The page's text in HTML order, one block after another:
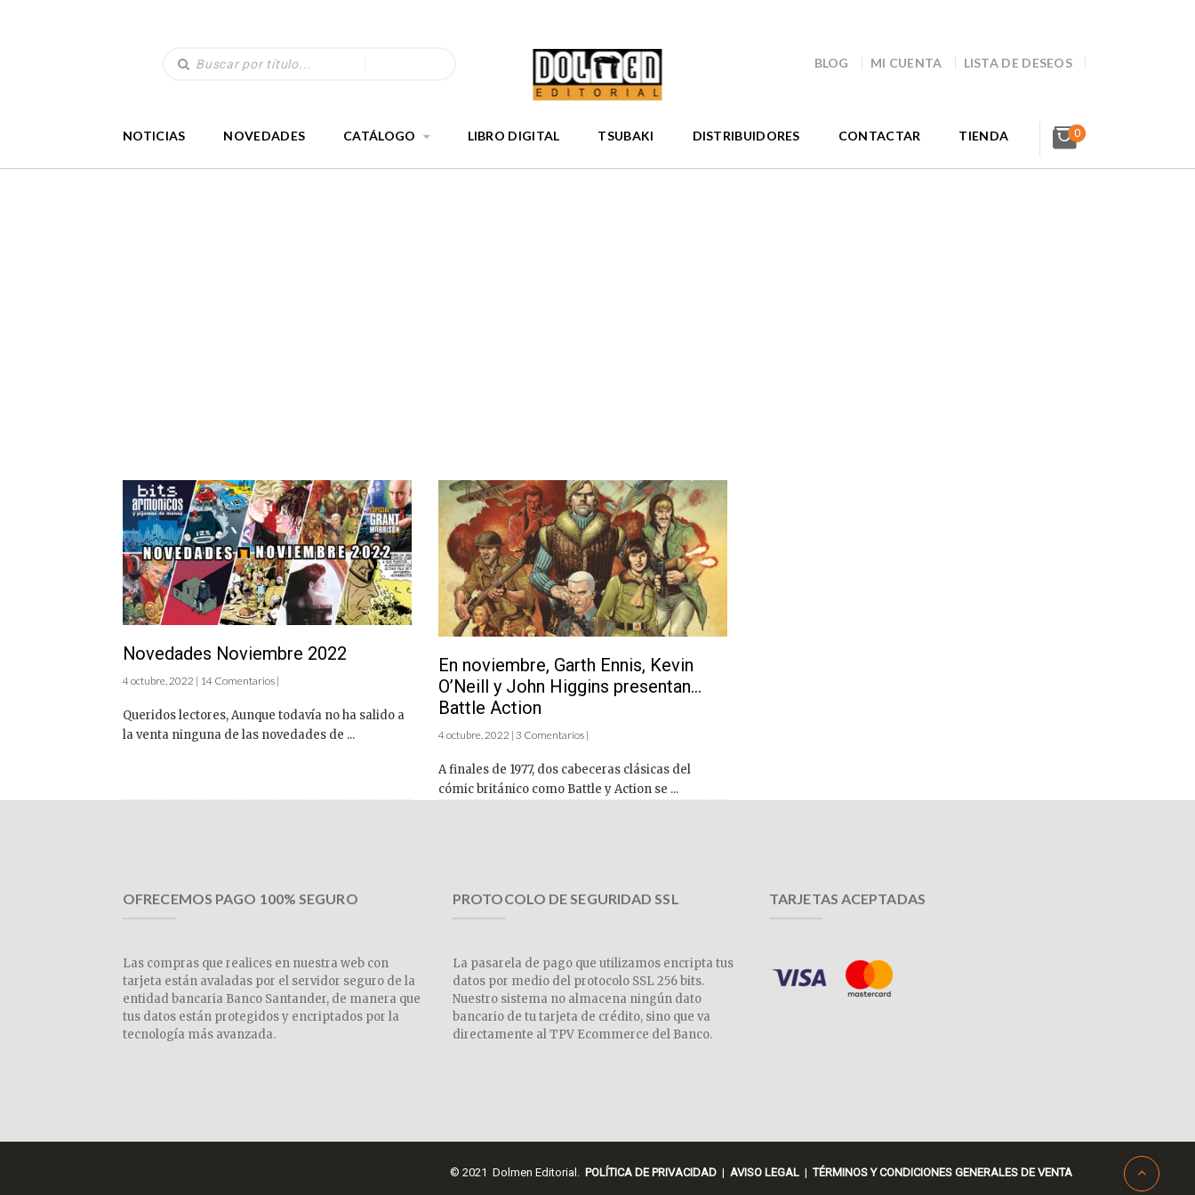
BLOG MI CUENTA LISTA DE DESEOS
NOTICIAS NOVEDADES CATÁLOGO LIBRO DIGITAL TSUBAKI DISTRIBUIDORES CONTACTAR TIENDA 0
Novedades Noviembre 2022
4 octubre, 2022 | 14 Comentarios |
Queridos lectores, Aunque todavía no ha salido a
la venta ninguna de las novedades de ...
En noviembre, Garth Ennis, Kevin
O’Neill y John Higgins presentan…
Battle Action
4 octubre, 2022 | 3 Comentarios |
A finales de 1977, dos cabeceras clásicas del
cómic británico como Battle y Action se ...
OFRECEMOS PAGO 100% SEGURO
Las compras que realices en nuestra web con
tarjeta están avaladas por el servidor seguro de la
entidad bancaria Banco Santander, de manera que
tus datos están protegidos y encriptados por la
tecnología más avanzada.
PROTOCOLO DE SEGURIDAD SSL
La pasarela de pago que utilizamos encripta tus
datos por medio del protocolo SSL 256 bits.
Nuestro sistema no almacena ningún dato
bancario de tu tarjeta de crédito, sino que va
directamente al TPV Ecommerce del Banco.
TARJETAS ACEPTADAS
© 2021 Dolmen Editorial. POLÍTICA DE PRIVACIDAD | AVISO LEGAL |TÉRMINOS Y CONDICIONES GENERALES DE VENTA